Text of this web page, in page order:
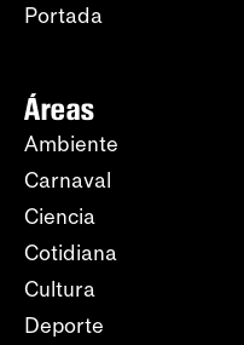
Portada
Áreas
Ambiente
Carnaval
Ciencia
Cotidiana
Cultura
Deporte